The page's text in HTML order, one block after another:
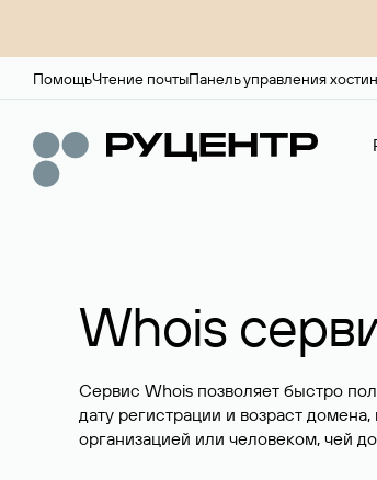
ПомощьЧтение почтыПанель управления
Whois
Сервис Whois позволяет быстро
дату регистрации и возраст
организацией или человеком, чей